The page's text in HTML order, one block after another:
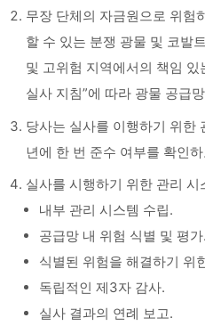
무장 단체의 자금원으로 위험
할 수 있는 분쟁 광물 및 코발
및 고위험 지역에서의 책임
실사 지침”에 따라 광물 공급
당사는 실사를 이행하기 위한
년에 한 번 준수 여부를 확인
실사를 시행하기 위한 관리
내부 관리 시스템 수립.
공급망 내 위험 식별 및 평가.
식별된 위험을 해결하기 위
독립적인 제3자 감사.
실사 결과의 연례 보고.